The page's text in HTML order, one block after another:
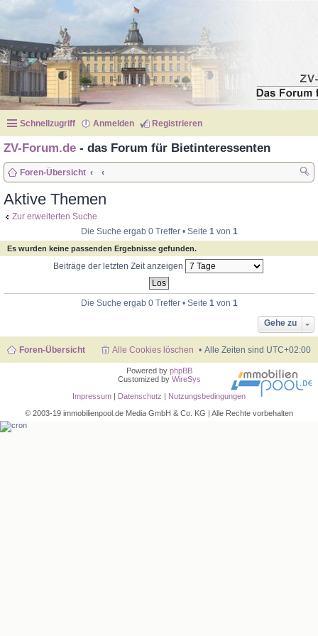
Schnellzugriff Anmelden Registrieren
ZV-Forum.de - das Forum für Bietinteressenten
Foren-Übersicht
Aktive Themen
Zur erweiterten Suche
Die Suche ergab 0 Treffer • Seite 1von 1
Es wurden keine passenden Ergebnisse gefunden.
Beiträge der letzten Zeit anzeigen
Die Suche ergab 0 Treffer • Seite 1von 1
Gehe zu
Foren-Übersicht Alle Zeiten sind UTC+02:00
Alle Cookies löschen
Powered by phpBB
Customized by WireSys
Impressum
Datenschutz
Nutzungsbedingungen
© 2003-19 immobilienpool.de Media GmbH & Co. KG | Alle Rechte vorbehalten